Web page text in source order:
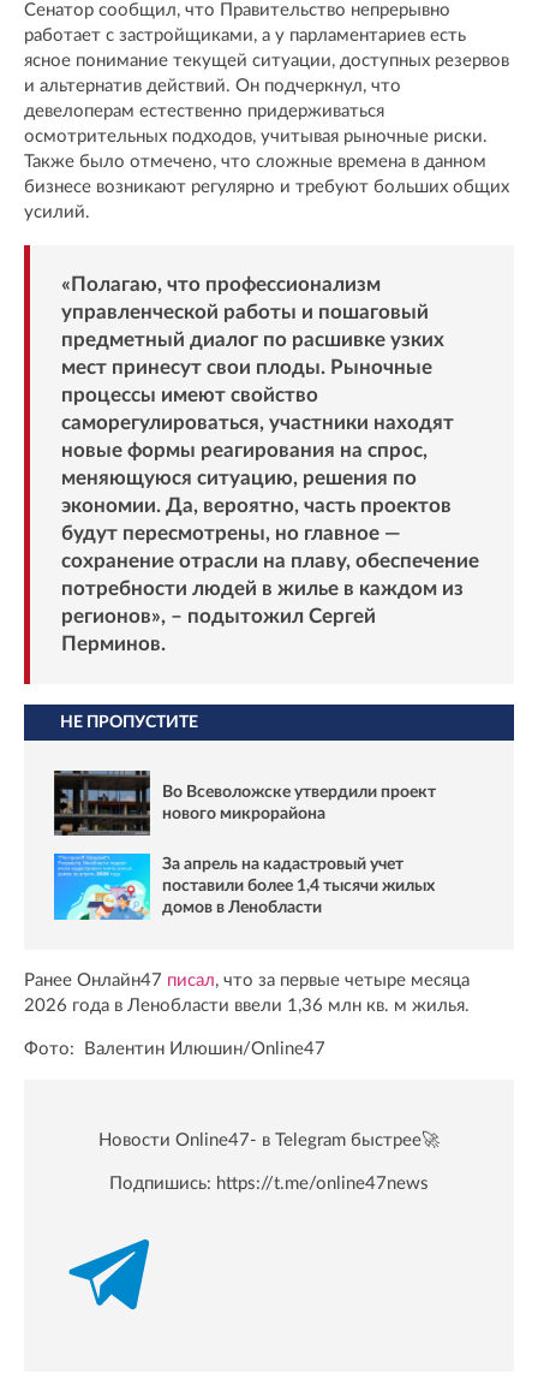
Сенатор сообщил, что Правительство непрерывно
работает с застройщиками, а у парламентариев есть
ясное понимание текущей ситуации, доступных резервов
и альтернатив действий. Он подчеркнул, что
девелоперам естественно придерживаться
осмотрительных подходов, учитывая рыночные риски.
Также было отмечено, что сложные времена в данном
бизнесе возникают регулярно и требуют больших общих
усилий.
«Полагаю, что профессионализм
управленческой работы и пошаговый
предметный диалог по расшивке узких
мест принесут свои плоды. Рыночные
процессы имеют свойство
саморегулироваться, участники находят
новые формы реагирования на спрос,
меняющуюся ситуацию, решения по
экономии. Да, вероятно, часть проектов
будут пересмотрены, но главное —
сохранение отрасли на плаву, обеспечение
потребности людей в жилье в каждом из
регионов», – подытожил Сергей
Перминов.
НЕ ПРОПУСТИТЕ
Во Всеволожске утвердили проект
нового микрорайона
За апрель на кадастровый учет
поставили более 1,4 тысячи жилых
домов в Ленобласти
Ранее Онлайн47 писал, что за первые четыре месяца
2026 года в Ленобласти ввели 1,36 млн кв. м жилья.
Фото: Валентин Илюшин/Online47
Новости Online47- в Telegram быстрее🚀
Подпишись: https://t.me/online47news